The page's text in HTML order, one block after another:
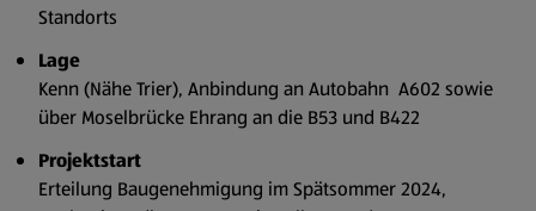
Standorts
Lage
Kenn (Nähe Trier), Anbindung an Autobahn A602 sowie
über Moselbrücke Ehrang an die B53 und B422
Projektstart
Erteilung Baugenehmigung im Spätsommer 2024,